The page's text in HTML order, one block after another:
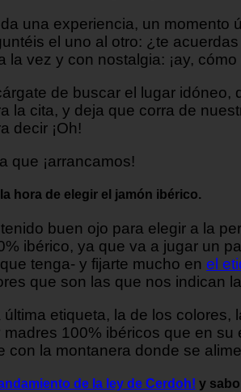
una experiencia, un momento
el uno al otro: ¿te
la vez y con nostalgia: ¡ay,
de buscar el lugar
la cita, y deja que corra de
decir ¡Oh!
que ¡arrancamos!
hora de elegir el jamón ibérico.
buen ojo para elegir a la
ibérico, ya que va a jugar un
que tenga- y fijarte mucho en el
que son las que nos indican
última etiqueta, la de los
madres 100% ibéricos que en
con la montanera donde se
de la ley de Cerdoh! y